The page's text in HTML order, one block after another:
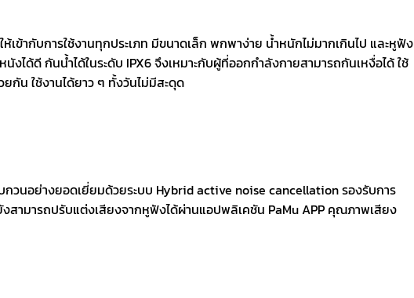
ข้ากับการใช้งานทุกประเภท มีขนาดเล็ก พกพาง่าย น้ำหนักไม่มากเกินไป และหูฟัง
งได้ดี กันน้ำได้ในระดับ IPX6 จึงเหมาะกับผู้ที่ออกกำลังกายสามารถกันเหงื่อได้ ใช้
กัน ใช้งานได้ยาว ๆ ทั้งวันไม่มีสะดุด
วนอย่างยอดเยี่ยมด้วยระบบ Hybrid active noise cancellation รองรับการ
สามารถปรับแต่งเสียงจากหูฟังได้ผ่านแอปพลิเคชัน PaMu APP คุณภาพเสียง